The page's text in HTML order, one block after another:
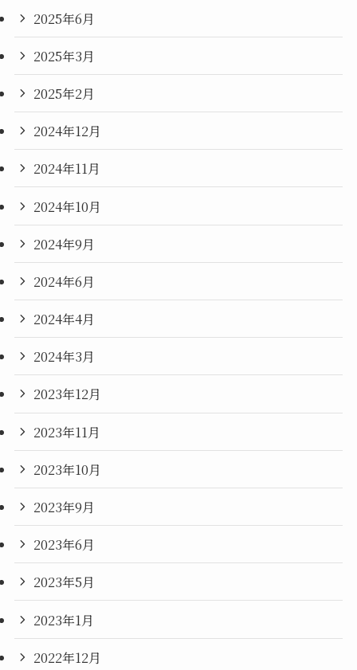
2025年6月
2025年3月
2025年2月
2024年12月
2024年11月
2024年10月
2024年9月
2024年6月
2024年4月
2024年3月
2023年12月
2023年11月
2023年10月
2023年9月
2023年6月
2023年5月
2023年1月
2022年12月